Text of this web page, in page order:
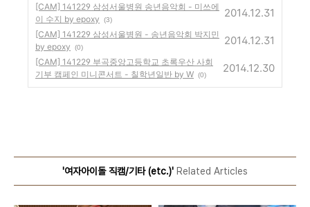
[CAM] 141229 삼성서울병원 송년음악회 - 미쓰에
이 수지 by epoxy
(3)
2014.12.31
[CAM] 141229 삼성서울병원 - 송년음악회 박지민
by epoxy
(0)
2014.12.31
[CAM] 141229 부곡중앙고등학교 초록우산 사회
기부 캠페인 미니콘서트 - 칠학년일반 by W (0)
2014.12.30
'여자아이돌 직캠/기타 (etc.)' Related Articles